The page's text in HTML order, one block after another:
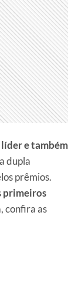
líder e também
dupla
prêmios.
primeiros
confira as